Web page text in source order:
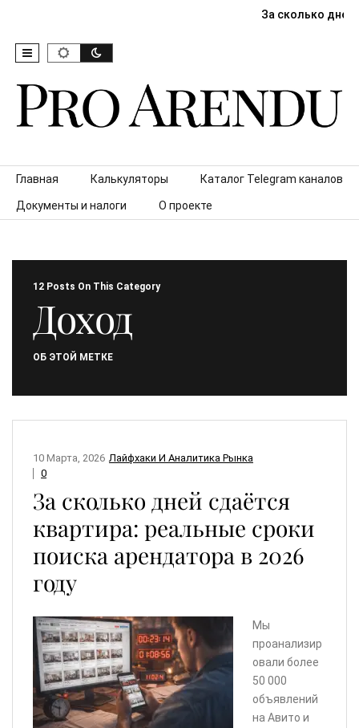
За сколько дней
Skip to content
Главная Калькуляторы Каталог Telegram каналов
Документы и налоги О проекте
12 Posts On This Category
Доход
ОБ ЭТОЙ МЕТКЕ
Лайфхаки И Аналитика Рынка
10 Марта, 2026
0
За сколько дней сдаётся
квартира: реальные сроки
поиска арендатора в 2026
году
Мы
проанализир
овали более
50 000
объявлений
на Авито и